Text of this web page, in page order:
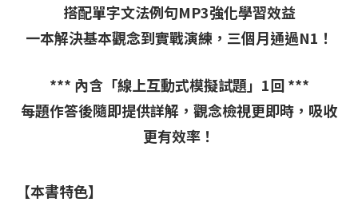
搭配單字文法例句MP3強化學習效益
一本解決基本觀念到實戰演練，三個月通過N1！
*** 內含「線上互動式模擬試題」1回 ***
每題作答後隨即提供詳解，觀念檢視更即時，吸收
更有效率！
【本書特色】